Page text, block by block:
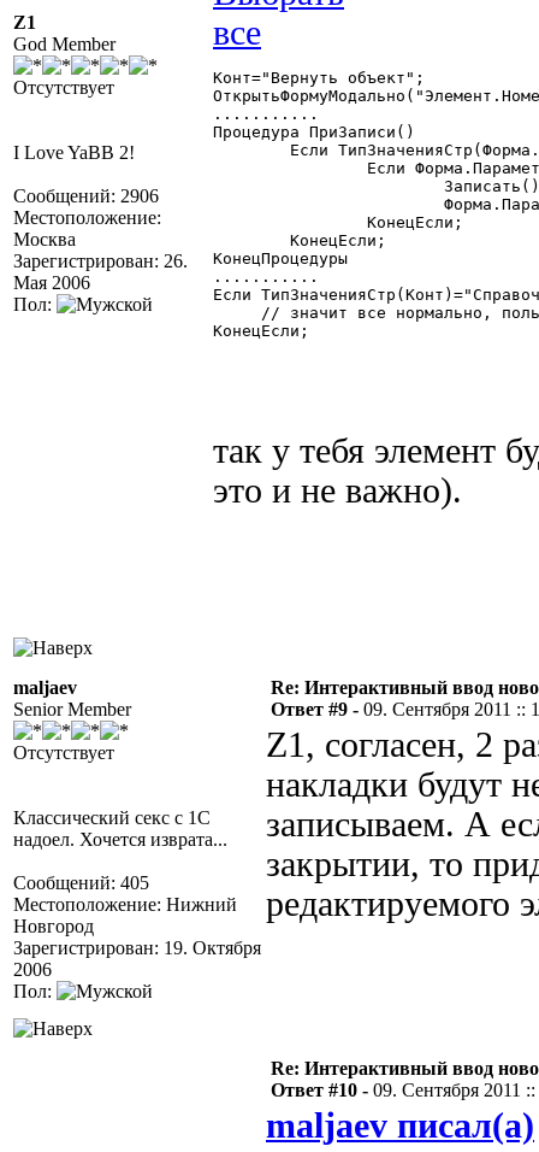
Z1
God Member
Отсутствует
I Love YaBB 2!
Сообщений: 2906
Местоположение:
Москва
Зарегистрирован: 26.
Мая 2006
Пол:
Конт="Вернуть объект";
...........
Процедура ПриЗаписи()
КонецПроцедуры
...........
Если
// значит все нормально,
КонецЕсли;
так у тебя элемент
это и не важно).
maljaev
Senior Member
Отсутствует
Классический секс с 1С
надоел. Хочется изврата...
Сообщений: 405
Местоположение: Нижний
Новгород
Зарегистрирован: 19. Октября
2006
Пол:
Re: Интерактивный ввод
Ответ #9 - 09. Сентября 2011 ::
Z1, согласен, 2
накладки будут
записываем. А
закрытии, то
редактируемого
Re: Интерактивный ввод
Ответ #10 - 09. Сентября 2011
maljaev писал(а)